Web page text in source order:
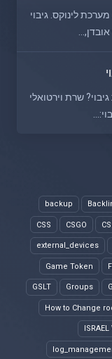
backup
CSGO
CSS
external_devices
Game Token
Groups
GSLT
How to Change
ISRAEL
לינוקס. גיבוי
שרת וירטואלי